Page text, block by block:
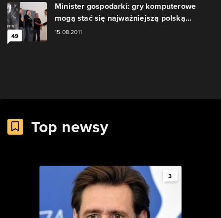
49
Minister gospodarki: gry komputerowe
mogą stać się najważniejszą polską...
15.08.2011
Top newsy
3